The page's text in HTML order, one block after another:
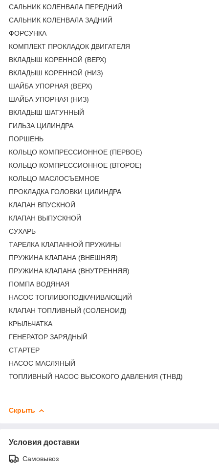
САЛЬНИК КОЛЕНВАЛА ПЕРЕДНИЙ
САЛЬНИК КОЛЕНВАЛА ЗАДНИЙ
ФОРСУНКА
КОМПЛЕКТ ПРОКЛАДОК ДВИГАТЕЛЯ
ВКЛАДЫШ КОРЕННОЙ (ВЕРХ)
ВКЛАДЫШ КОРЕННОЙ (НИЗ)
ШАЙБА УПОРНАЯ (ВЕРХ)
ШАЙБА УПОРНАЯ (НИЗ)
ВКЛАДЫШ ШАТУННЫЙ
ГИЛЬЗА ЦИЛИНДРА
ПОРШЕНЬ
КОЛЬЦО КОМПРЕССИОННОЕ (ПЕРВОЕ)
КОЛЬЦО КОМПРЕССИОННОЕ (ВТОРОЕ)
КОЛЬЦО МАСЛОСЪЕМНОЕ
ПРОКЛАДКА ГОЛОВКИ ЦИЛИНДРА
КЛАПАН ВПУСКНОЙ
КЛАПАН ВЫПУСКНОЙ
СУХАРЬ
ТАРЕЛКА КЛАПАННОЙ ПРУЖИНЫ
ПРУЖИНА КЛАПАНА (ВНЕШНЯЯ)
ПРУЖИНА КЛАПАНА (ВНУТРЕННЯЯ)
ПОМПА ВОДЯНАЯ
НАСОС ТОПЛИВОПОДКАЧИВАЮЩИЙ
КЛАПАН ТОПЛИВНЫЙ (СОЛЕНОИД)
КРЫЛЬЧАТКА
ГЕНЕРАТОР ЗАРЯДНЫЙ
СТАРТЕР
НАСОС МАСЛЯНЫЙ
ТОПЛИВНЫЙ НАСОС ВЫСОКОГО ДАВЛЕНИЯ (ТНВД)
Скрыть
Условия доставки
Самовывоз